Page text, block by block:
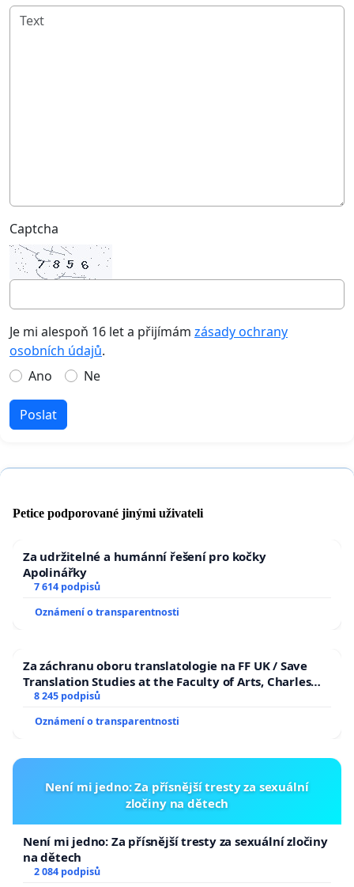
Captcha
Je mi alespoň 16 let a přijímám zásady ochrany
osobních údajů.
Ano
Ne
Poslat
Petice podporované jinými uživateli
Za udržitelné a humánní řešení pro kočky
Apolinářky
7 614 podpisů
Oznámení o transparentnosti
Za záchranu oboru translatologie na FF UK / Save
Translation Studies at the Faculty of Arts, Charles
University
8 245 podpisů
Oznámení o transparentnosti
Není mi jedno: Za přísnější tresty za sexuální
zločiny na dětech
Není mi jedno: Za přísnější tresty za sexuální zločiny
na dětech
2 084 podpisů